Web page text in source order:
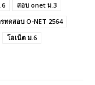
สอบ onet ม.3
ทดสอบ O-NET 2564
โอเน็ต ม.6